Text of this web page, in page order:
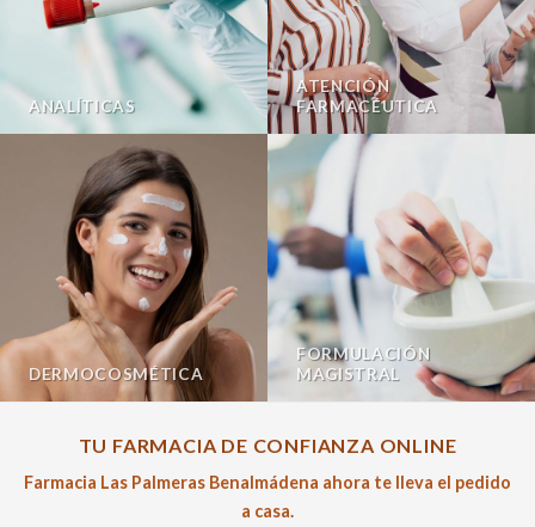
ANALÍTICAS
ATENCIÓN
FARMACÉUTICA
DERMOCOSMÉTICA
FORMULACIÓN
MAGISTRAL
TU FARMACIA DE CONFIANZA ONLINE
Farmacia Las Palmeras Benalmádena ahora te lleva el pedido
a casa.